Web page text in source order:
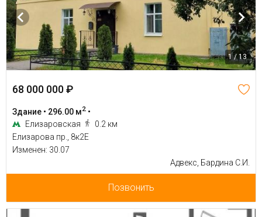
1 / 13
68 000 000 ₽
Здание • 296.00 м2 •
Елизаровская
0.2 км
Елизарова пр., 8к2Е
Изменен: 30.07
Адвекс, Бардина С.И.
Позвонить